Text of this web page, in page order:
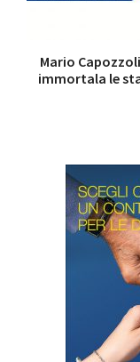
Mario
immortala le